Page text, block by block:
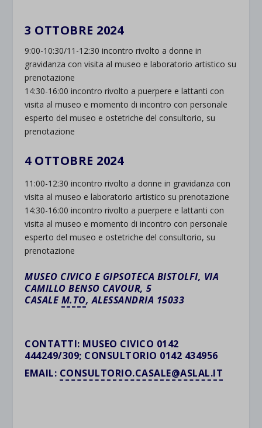
3 OTTOBRE 2024
9:00-10:30/11-12:30 incontro rivolto a donne in
gravidanza con visita al museo e laboratorio artistico su
prenotazione
14:30-16:00 incontro rivolto a puerpere e lattanti con
visita al museo e momento di incontro con personale
esperto del museo e ostetriche del consultorio, su
prenotazione
4 OTTOBRE 2024
11:00-12:30 incontro rivolto a donne in gravidanza con
visita al museo e laboratorio artistico su prenotazione
14:30-16:00 incontro rivolto a puerpere e lattanti con
visita al museo e momento di incontro con personale
esperto del museo e ostetriche del consultorio, su
prenotazione
MUSEO CIVICO E GIPSOTECA BISTOLFI, VIA
CAMILLO BENSO CAVOUR, 5
CASALE M.TO, ALESSANDRIA 15033
CONTATTI: MUSEO CIVICO 0142
444249/309; CONSULTORIO 0142 434956
EMAIL: CONSULTORIO.CASALE@ASLAL.IT